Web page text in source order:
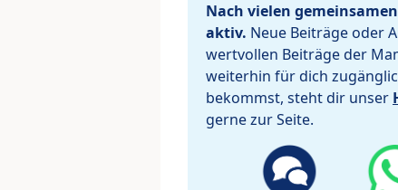
Nach vielen
aktiv. Neue Beiträge oder
wertvollen Beiträge der
weiterhin für dich
bekommst, steht dir unser
gerne zur Seite.